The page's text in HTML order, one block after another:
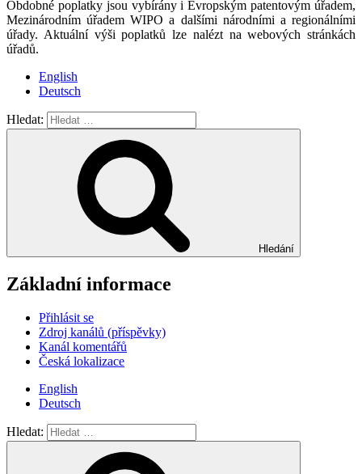
Obdobné poplatky jsou vybírány i Evropským patentovým úřadem,
Mezinárodním úřadem WIPO a dalšími národními a regionálními
úřady. Aktuální výši poplatků lze nalézt na webových stránkách
úřadů.
English
Deutsch
Hledat:
Hledání
Základní informace
Přihlásit se
Zdroj kanálů (příspěvky)
Kanál komentářů
Česká lokalizace
English
Deutsch
Hledat: